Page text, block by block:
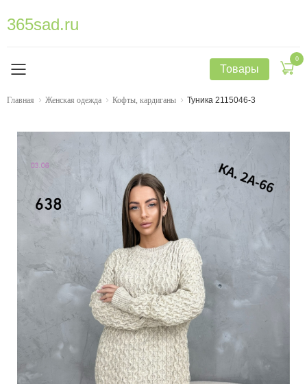
365sad.ru
Товары
0
Главная Женская одежда Кофты, кардиганы Туника 2115046-3